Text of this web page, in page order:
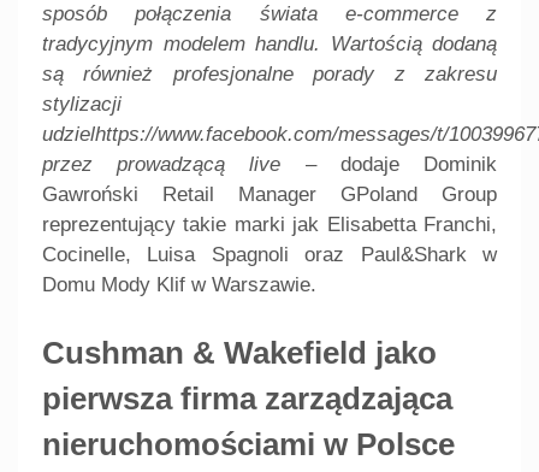
sposób połączenia świata e-commerce z
tradycyjnym modelem handlu. Wartością dodaną
są również profesjonalne porady z zakresu
stylizacji
udzielhttps://www.facebook.com/messages/t/
przez prowadzącą live – dodaje Dominik
Gawroński Retail Manager GPoland Group
reprezentujący takie marki jak Elisabetta Franchi,
Cocinelle, Luisa Spagnoli oraz Paul&Shark w
Domu Mody Klif w Warszawie.
Cushman & Wakefield jako
pierwsza firma zarządzająca
nieruchomościami w Polsce